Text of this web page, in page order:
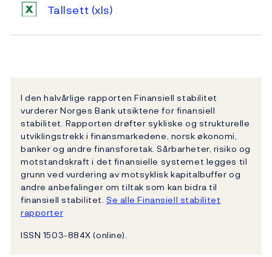
Tallsett (xls)
I den halvårlige rapporten Finansiell stabilitet
vurderer Norges Bank utsiktene for finansiell
stabilitet. Rapporten drøfter sykliske og strukturelle
utviklingstrekk i finansmarkedene, norsk økonomi,
banker og andre finansforetak. Sårbarheter, risiko og
motstandskraft i det finansielle systemet legges til
grunn ved vurdering av motsyklisk kapitalbuffer og
andre anbefalinger om tiltak som kan bidra til
finansiell stabilitet. Se alle Finansiell stabilitet
rapporter
ISSN 1503-884X (online).